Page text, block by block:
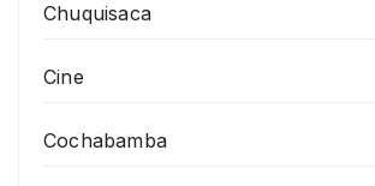
Chuquisaca
Cine
Cochabamba